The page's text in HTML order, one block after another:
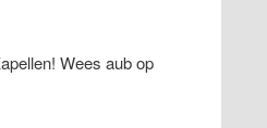
Wees aub op